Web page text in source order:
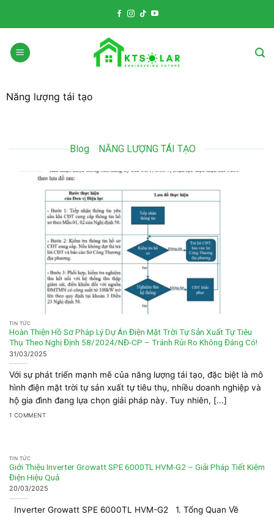
Năng lượng tái tạo
Blog NĂNG LƯỢNG TÁI TẠO
TIN TỨC
Hoàn Thiện Hồ Sơ Pháp Lý Dự Án Điện Mặt Trời Tự Sản Xuất Tự Tiêu
Thụ Theo Nghị Định 58/2024/NĐ-CP – Tránh Rủi Ro Không Đáng Có!
31/03/2025
Với sự phát triển mạnh mẽ của năng lượng tái tạo, đặc biệt là mô
hình điện mặt trời tự sản xuất tự tiêu thụ, nhiều doanh nghiệp và
hộ gia đình đang lựa chọn giải pháp này. Tuy nhiên, [...]
1 COMMENT
TIN TỨC
Giới Thiệu Inverter Growatt SPE 6000TL HVM-G2 – Giải Pháp Tiết Kiệm
Điện Hiệu Quả
20/03/2025
Inverter Growatt SPE 6000TL HVM-G2 1. Tổng Quan Về